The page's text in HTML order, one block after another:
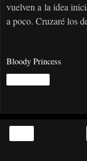
vuelven a la idea
a poco. Cruzaré los
Bloody Princess